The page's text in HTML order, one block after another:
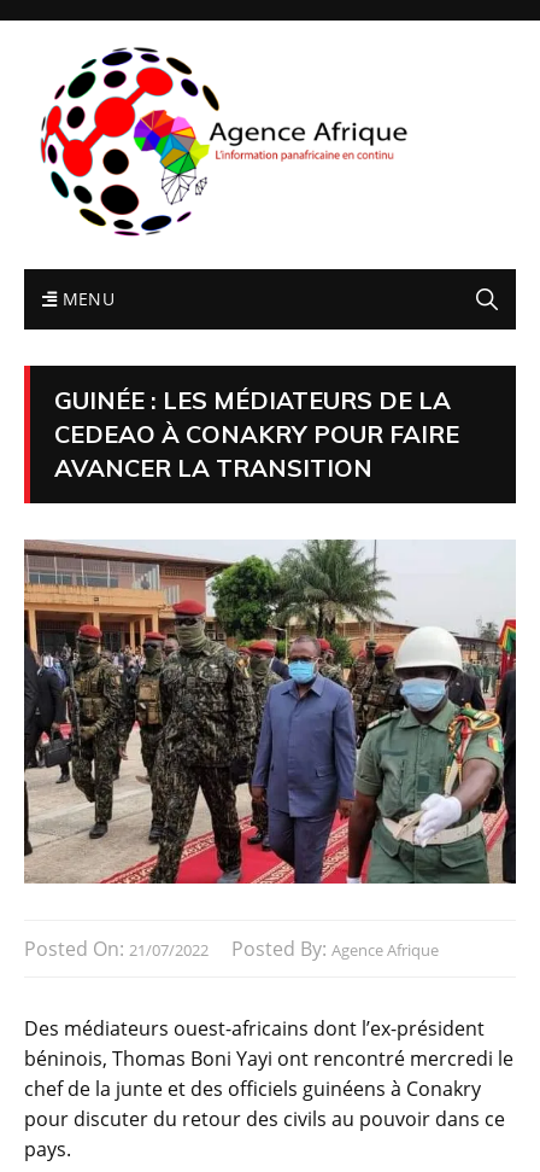
MENU
GUINÉE : LES MÉDIATEURS DE LA
CEDEAO À CONAKRY POUR FAIRE
AVANCER LA TRANSITION
Posted On: 21/07/2022 Posted By: Agence Afrique
Des médiateurs ouest-africains dont l’ex-président
béninois, Thomas Boni Yayi ont rencontré mercredi le
chef de la junte et des officiels guinéens à Conakry
pour discuter du retour des civils au pouvoir dans ce
pays.